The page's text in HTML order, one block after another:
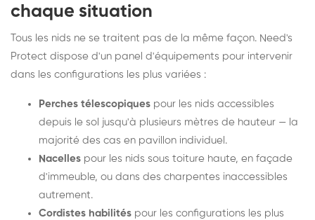
chaque situation
Tous les nids ne se traitent pas de la même façon. Need's
Protect dispose d'un panel d'équipements pour intervenir
dans les configurations les plus variées :
Perches télescopiques pour les nids accessibles
depuis le sol jusqu'à plusieurs mètres de hauteur — la
majorité des cas en pavillon individuel.
Nacelles pour les nids sous toiture haute, en façade
d'immeuble, ou dans des charpentes inaccessibles
autrement.
Cordistes habilités pour les configurations les plus